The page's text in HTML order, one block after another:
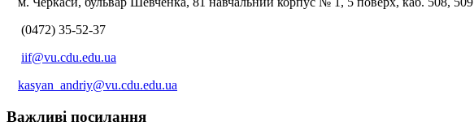
(0472) 35-52-37
iif@vu.cdu.edu.ua
kasyan_andriy@vu.cdu.edu.ua
Важливі посилання